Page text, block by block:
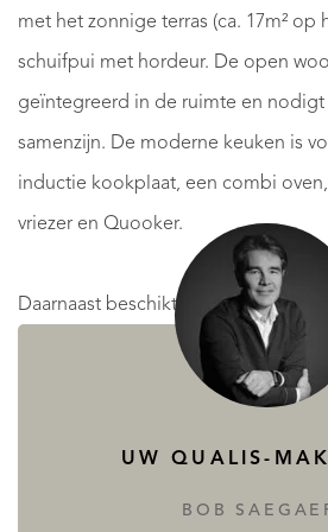
met het zonnige terras (ca. 17m² op
schuifpui met hordeur. De open
geïntegreerd in de ruimte en
samenzijn. De moderne keuken is
inductie kookplaat, een combi
vriezer en Quooker.
Daarnaast beschikt het appartement
hoofdslaapkamer compleet met
en eigen inloopkast. Tevens is er
toilet, royale inloop regendouche
Met nog een goed bemeten 2e en
UW QUALIS-
BOB